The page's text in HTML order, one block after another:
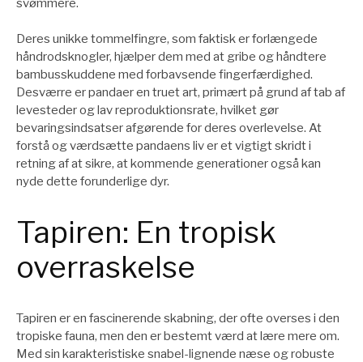
svømmere.
Deres unikke tommelfingre, som faktisk er forlængede
håndrodsknogler, hjælper dem med at gribe og håndtere
bambusskuddene med forbavsende fingerfærdighed.
Desværre er pandaer en truet art, primært på grund af tab af
levesteder og lav reproduktionsrate, hvilket gør
bevaringsindsatser afgørende for deres overlevelse. At
forstå og værdsætte pandaens liv er et vigtigt skridt i
retning af at sikre, at kommende generationer også kan
nyde dette forunderlige dyr.
Tapiren: En tropisk
overraskelse
Tapiren er en fascinerende skabning, der ofte overses i den
tropiske fauna, men den er bestemt værd at lære mere om.
Med sin karakteristiske snabel-lignende næse og robuste